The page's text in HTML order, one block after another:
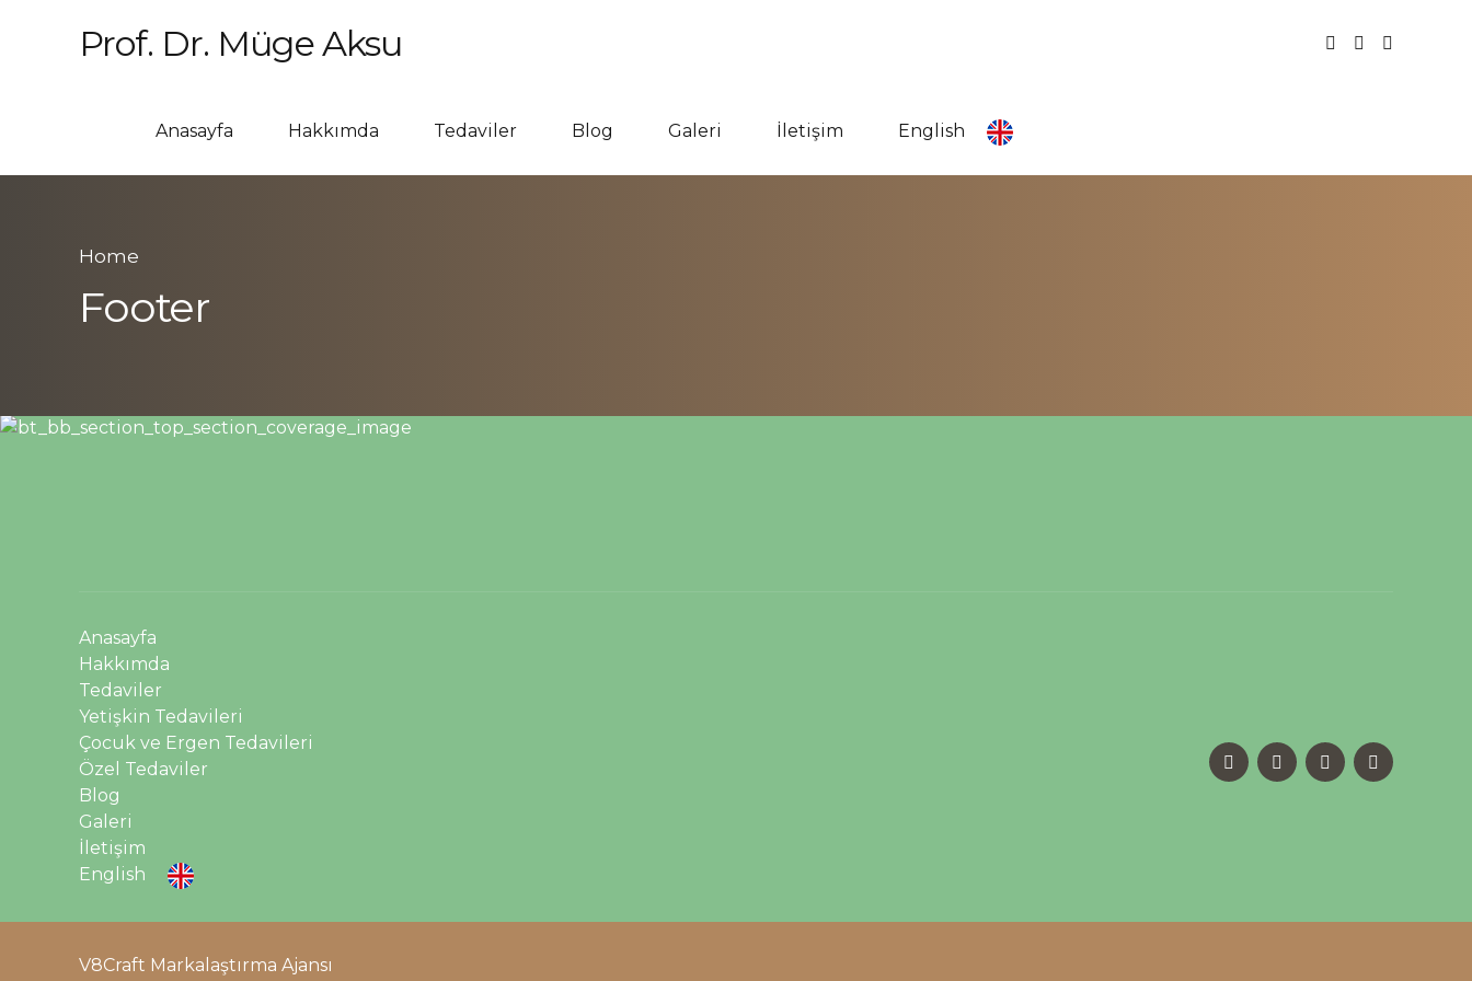
Prof. Dr. Müge Aksu
Anasayfa Hakkımda Tedaviler Blog Galeri İletişim English
Home
Footer
Anasayfa
Hakkımda
Tedaviler
Yetişkin Tedavileri
Çocuk ve Ergen Tedavileri
Özel Tedaviler
Blog
Galeri
İletişim
English
V8Craft Markalaştırma Ajansı